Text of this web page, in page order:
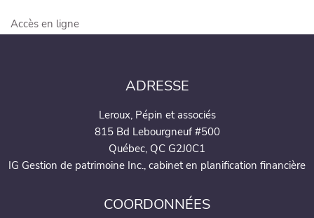
Accès en ligne
ADRESSE
Leroux, Pépin et associés
815 Bd Lebourgneuf #500
Québec, QC G2J0C1
IG Gestion de patrimoine Inc., cabinet en planification financière
COORDONNÉES